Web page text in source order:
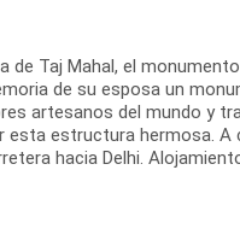
de Taj Mahal, el
de su esposa un
artesanos del mundo y
esta estructura hermosa. A
hacia Delhi.